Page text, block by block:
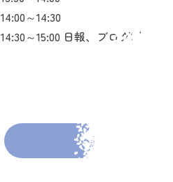
14:00～14:30
14:30～15:00 日報、ブログ制作
前の投稿へ